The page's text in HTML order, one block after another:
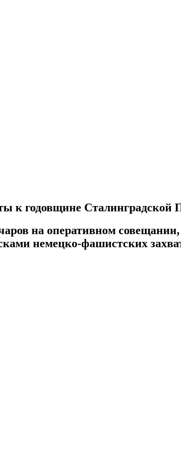
к годовщине Сталинградской
на оперативном
немецко-фашистских